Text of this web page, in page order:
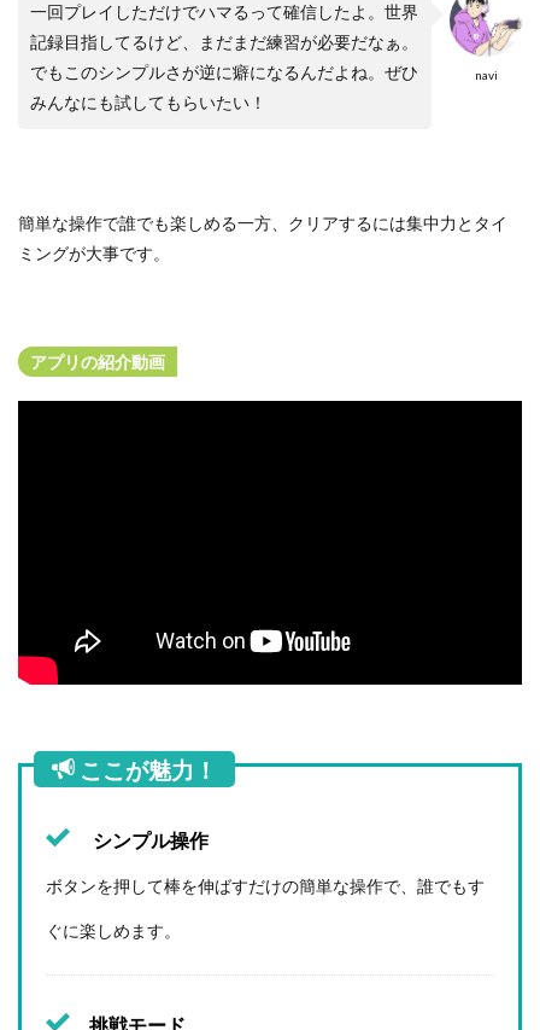
navi
一回プレイしただけでハマるって確信したよ。世界
記録目指してるけど、まだまだ練習が必要だなぁ。
でもこのシンプルさが逆に癖になるんだよね。ぜひ
みんなにも試してもらいたい！
簡単な操作で誰でも楽しめる一方、クリアするには集中力とタイ
ミングが大事です。
アプリの紹介動画
ここが魅力！
シンプル操作
ボタンを押して棒を伸ばすだけの簡単な操作で、誰でもす
ぐに楽しめます。
挑戦モード